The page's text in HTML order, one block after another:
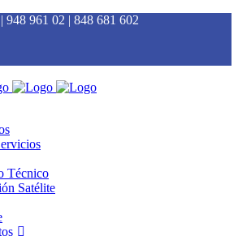
948 961 02 | 848 681 602
Técnico
Satélite